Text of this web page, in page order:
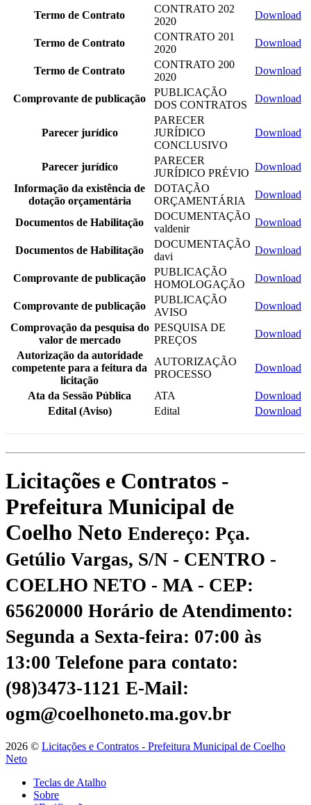
Termo de Contrato
CONTRATO 202
2020
Download
Termo de Contrato
CONTRATO 201
2020
Download
Termo de Contrato
CONTRATO 200
2020
Download
Comprovante de publicação
PUBLICAÇÃO
DOS CONTRATOS
Download
Parecer jurídico
PARECER
JURÍDICO
CONCLUSIVO
Download
Parecer jurídico
PARECER
JURÍDICO PRÉVIO
Download
Informação da existência de
dotação orçamentária
DOTAÇÃO
ORÇAMENTÁRIA
Download
Documentos de Habilitação
DOCUMENTAÇÃO
valdenir
Download
Documentos de Habilitação
DOCUMENTAÇÃO
davi
Download
Comprovante de publicação
PUBLICAÇÃO
HOMOLOGAÇÃO
Download
Comprovante de publicação
PUBLICAÇÃO
AVISO
Download
Comprovação da pesquisa do
valor de mercado
PESQUISA DE
PREÇOS
Download
Autorização da autoridade
competente para a feitura da
licitação
AUTORIZAÇÃO
PROCESSO
Download
Ata da Sessão Pública ATA
Download
Edital (Aviso)
Edital Download
Licitações e Contratos -
Prefeitura Municipal de
Coelho Neto Endereço: Pça.
Getúlio Vargas, S/N - CENTRO -
COELHO NETO - MA - CEP:
65620000 Horário de Atendimento:
Segunda a Sexta-feira: 07:00 às
13:00 Telefone para contato:
(98)3473-1121 E-Mail:
ogm@coelhoneto.ma.gov.br
2026 © Licitações e Contratos - Prefeitura Municipal de Coelho
Neto
Teclas de Atalho
Sobre